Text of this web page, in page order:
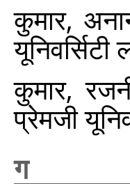
कुमार,
कुमार,
प्रेमजी
ग